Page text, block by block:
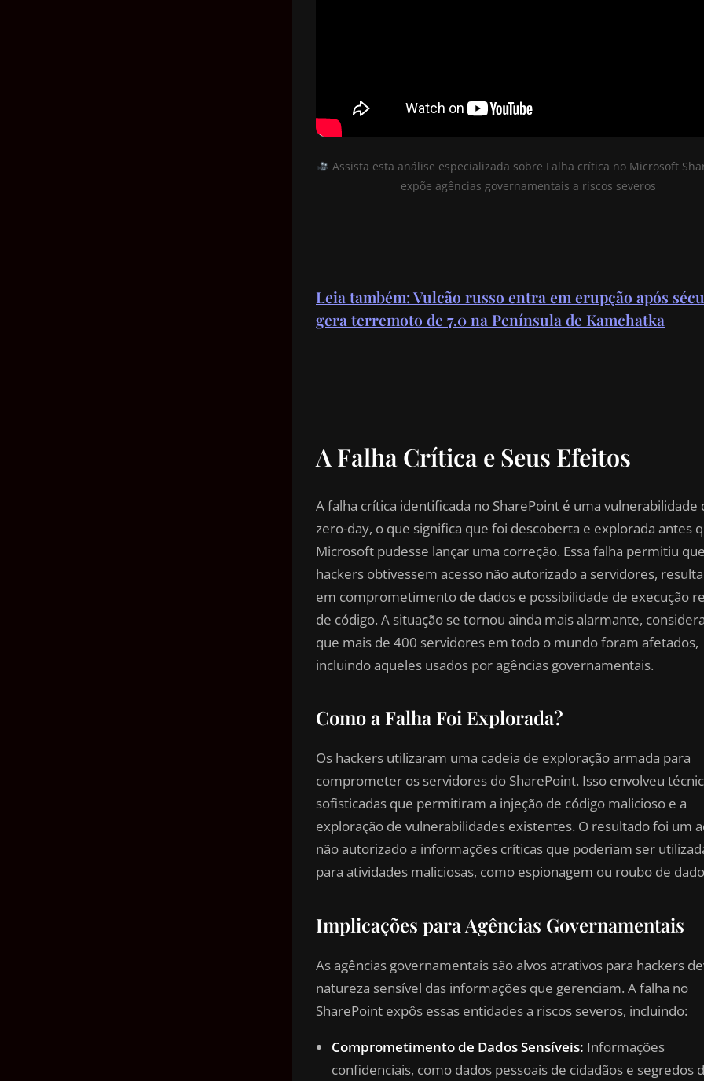
Assista esta análise especializada sobre Falha crítica no Microsoft
expõe agências governamentais a riscos severos
Leia também: Vulcão russo entra em erupção após
gera terremoto de 7.0 na Península de Kamchatka
A Falha Crítica e Seus Efeitos
A falha crítica identificada no SharePoint é uma vulnerabilidade
zero-day, o que significa que foi descoberta e explorada antes
Microsoft pudesse lançar uma correção. Essa falha permitiu que
hackers obtivessem acesso não autorizado a servidores,
em comprometimento de dados e possibilidade de execução
de código. A situação se tornou ainda mais alarmante,
que mais de 400 servidores em todo o mundo foram afetados,
incluindo aqueles usados por agências governamentais.
Como a Falha Foi Explorada?
Os hackers utilizaram uma cadeia de exploração armada para
comprometer os servidores do SharePoint. Isso envolveu
sofisticadas que permitiram a injeção de código malicioso e a
exploração de vulnerabilidades existentes. O resultado foi um
não autorizado a informações críticas que poderiam ser
para atividades maliciosas, como espionagem ou roubo de
Implicações para Agências Governamentais
As agências governamentais são alvos atrativos para hackers
natureza sensível das informações que gerenciam. A falha no
SharePoint expôs essas entidades a riscos severos, incluindo:
Comprometimento de Dados Sensíveis: Informações
confidenciais, como dados pessoais de cidadãos e segredos